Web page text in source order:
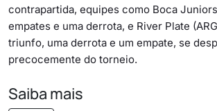
contrapartida, equipes como Boca
empates e uma derrota, e River Plate
triunfo, uma derrota e um empate, se
precocemente do torneio.
Saiba mais